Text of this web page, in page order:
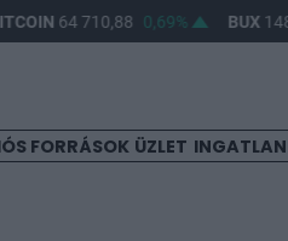
64 710,88 0,69% BUX148
FORRÁSOK ÜZLET INGATLAN